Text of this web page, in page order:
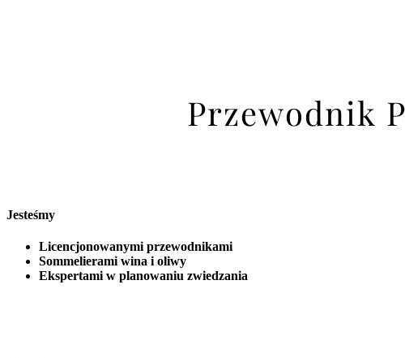
Przewodnik
Jesteśmy
Licencjonowanymi przewodnikami
Sommelierami wina i oliwy
Ekspertami w planowaniu zwiedzania